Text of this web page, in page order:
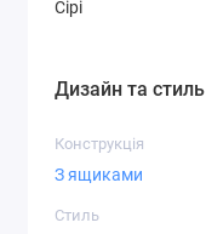
Сірі
Дизайн та стиль
Конструкція
З ящиками
Стиль